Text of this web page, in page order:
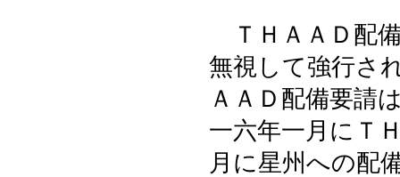
ＴＨＡＡＤ配
無視して強行さ
ＡＡＤ配備要請
一六年一月にＴ
月に星州への配